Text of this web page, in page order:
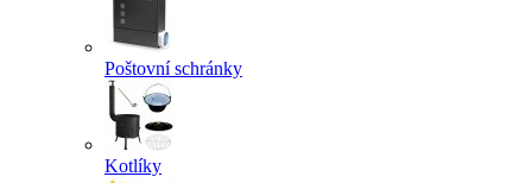
Poštovní schránky
Kotlíky